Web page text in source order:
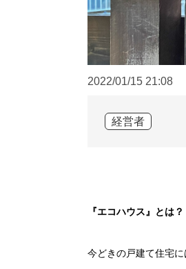
2022/01/15 21:08
経営者
『エコハウス』とは？
今どきの戸建て住宅